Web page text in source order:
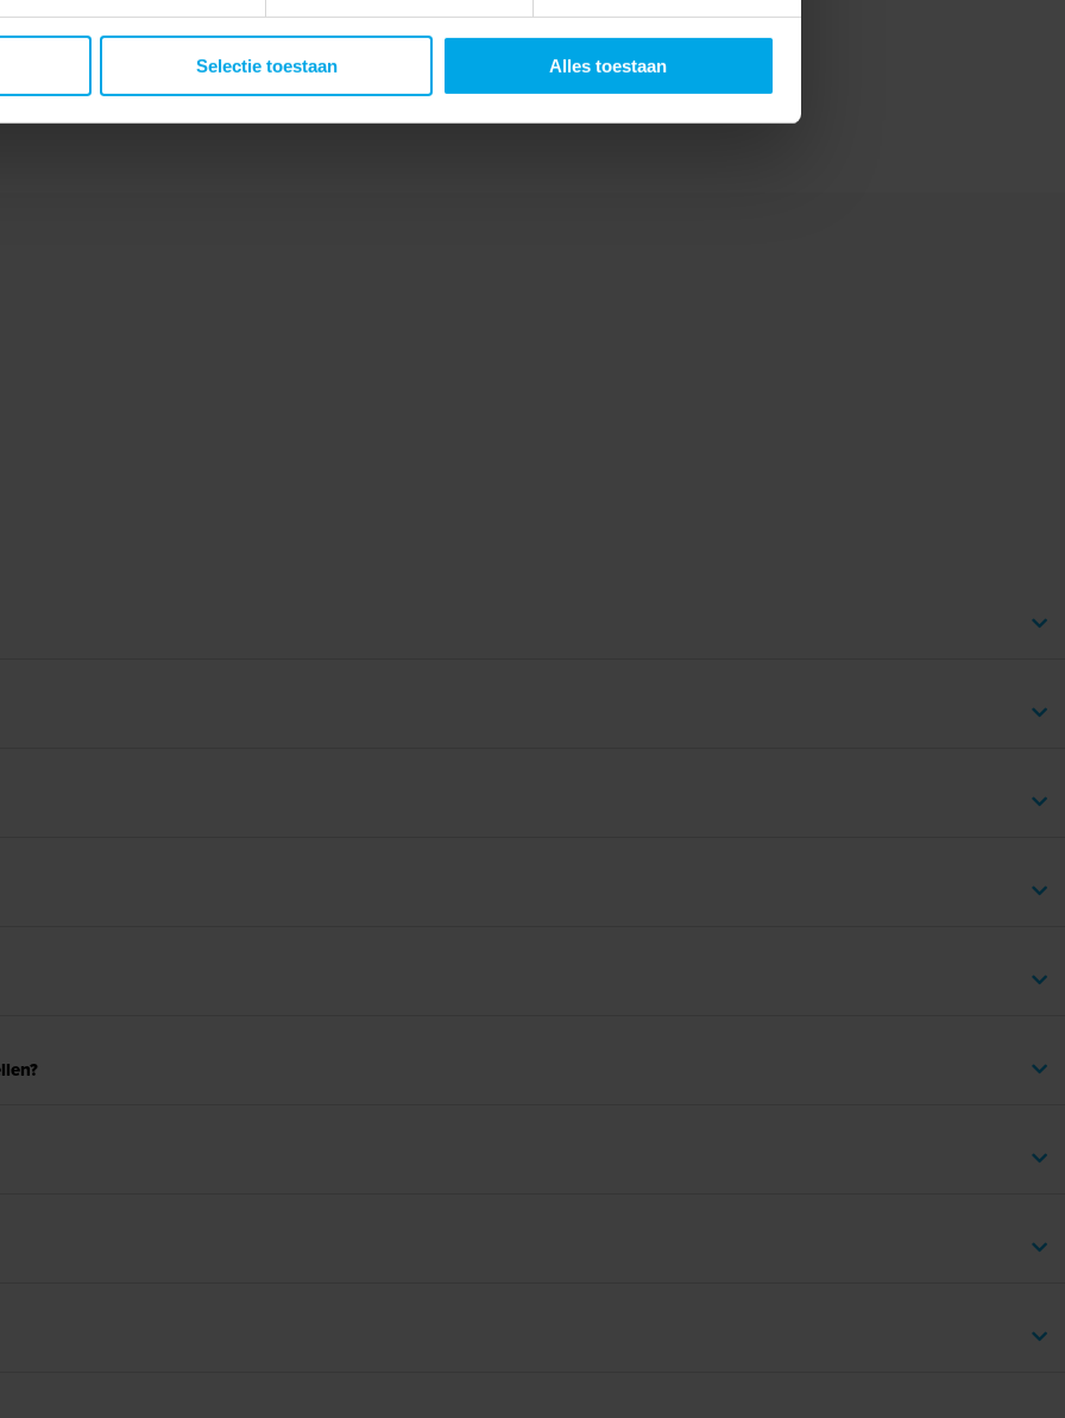
Selectie toestaan Alles toestaan